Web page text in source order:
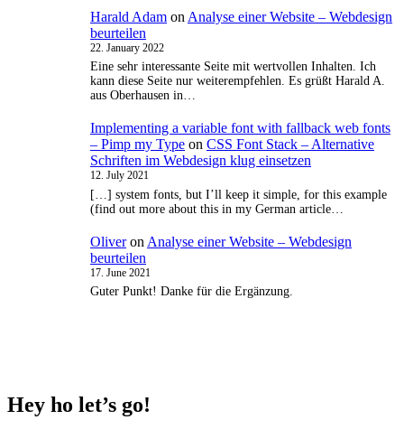
Harald Adam on Analyse einer Website – Webdesign
beurteilen
22. January 2022
Eine sehr interessante Seite mit wertvollen Inhalten. Ich
kann diese Seite nur weiterempfehlen. Es grüßt Harald A.
aus Oberhausen in…
Implementing a variable font with fallback web fonts
– Pimp my Type on CSS Font Stack – Alternative
Schriften im Webdesign klug einsetzen
12. July 2021
[…] system fonts, but I’ll keep it simple, for this example
(find out more about this in my German article…
Oliveron Analyse einer Website – Webdesign
beurteilen
17. June 2021
Guter Punkt! Danke für die Ergänzung.
Hey ho let’s go!